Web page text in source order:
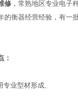
修 ，常熟地区专业电子
的衡器经营经验，有一
型材形成、